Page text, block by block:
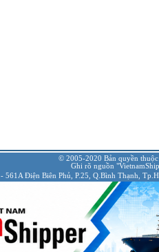
© 2005-2020 Bản quyền
Ghi rõ nguồn
- 561A Điện Biên Phủ, P.25, Q.Bình Thạnh,